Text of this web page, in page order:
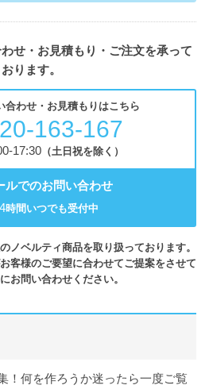
せ・お見積もり・ご注文を承って
おります。
合わせ・お見積もりはこちら
163-167
17:30（土日祝を除く）
ルでのお問い合わせ
時間いつでも受付中
ノベルティ商品を取り扱っております。
客様のご要望に合わせてご提案をさせて
お問い合わせください。
！何を作ろうか迷ったら一度ご覧